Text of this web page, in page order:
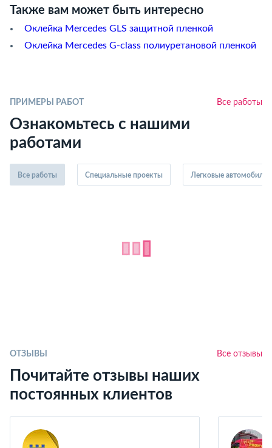
Также вам может быть интересно
Оклейка Mercedes GLS защитной пленкой
Оклейка Mercedes G‑class полиуретановой пленкой
ПРИМЕРЫ РАБОТ Все работы
Ознакомьтесь с нашими
работами
Все работы Специальные проекты Легковые автомобили
ОТЗЫВЫ Все отзывы
Почитайте отзывы наших
постоянных клиентов